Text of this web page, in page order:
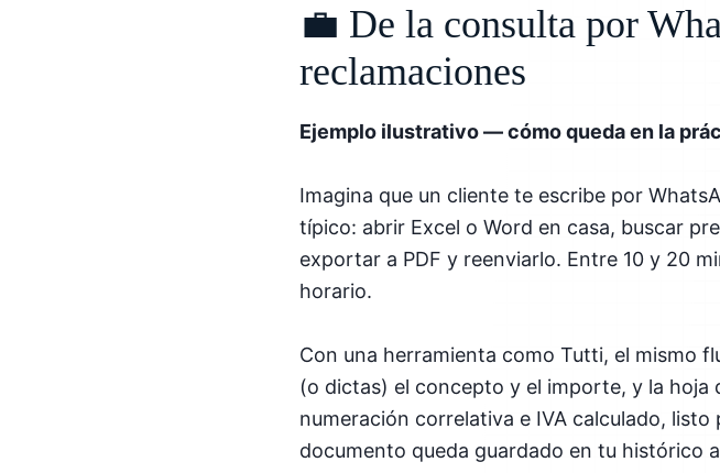
💼 De la consulta por
reclamaciones
Ejemplo ilustrativo — cómo queda en la
Imagina que un cliente te escribe por
típico: abrir Excel o Word en casa, buscar
exportar a PDF y reenviarlo. Entre 10 y 20
horario.
Con una herramienta como Tutti, el mismo
(o dictas) el concepto y el importe, y la hoja
numeración correlativa e IVA calculado,
documento queda guardado en tu histórico